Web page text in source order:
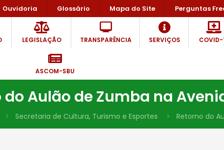
Ouvidoria Glossário Mapa do Site Perguntas
LEGISLAÇÃO TRANSPARÊNCIA SERVIÇOS COVID-
ASCOM-SBU
do Aulão de Zumba na
Secretaria de Cultura, Turismo e Esportes Retorno do